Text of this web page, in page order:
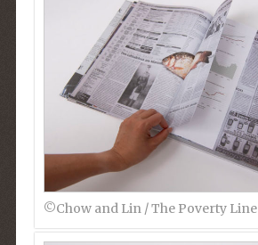
©︎Chow and Lin / The Poverty Line